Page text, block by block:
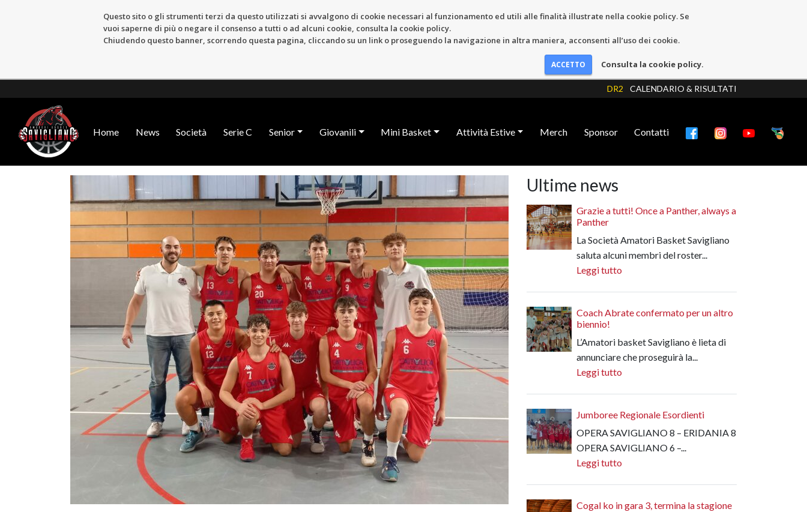
Questo sito o gli strumenti terzi da questo utilizzati si avvalgono di cookie necessari al funzionamento ed utili alle finalità illustrate nella cookie policy. Se
vuoi saperne di più o negare il consenso a tutti o ad alcuni cookie, consulta la cookie policy.
Chiudendo questo banner, scorrendo questa pagina, cliccando su un link o proseguendo la navigazione in altra maniera, acconsenti all’uso dei cookie.
Consulta la cookie policy.
DR2 CALENDARIO & RISULTATI
Home News Società Serie C Senior Giovanili Mini Basket Attività Estive Merch Sponsor Contatti
Ultime news
Grazie a tutti! Once a Panther, always a
Panther
La Società Amatori Basket Savigliano
saluta alcuni membri del roster...
Leggi tutto
Coach Abrate confermato per un altro
biennio!
L’Amatori basket Savigliano è lieta di
annunciare che proseguirà la...
Leggi tutto
Jumboree Regionale Esordienti
OPERA SAVIGLIANO 8 – ERIDANIA 8
OPERA SAVIGLIANO 6 –...
Leggi tutto
Cogal ko in gara 3, termina la stagione